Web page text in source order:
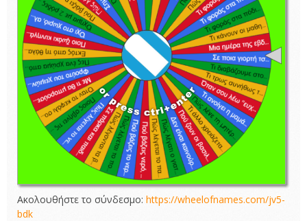
Ακολουθήστε το σύνδεσμο: https://wheelofnames.com/jv5-
bdk